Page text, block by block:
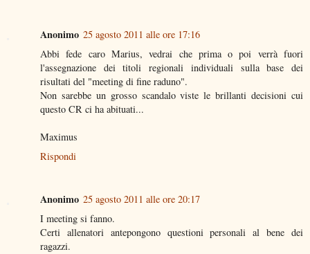
Anonimo 25 agosto 2011 alle ore 17:16
Abbi fede caro Marius, vedrai che prima o poi verrà fuori
l'assegnazione dei titoli regionali individuali sulla base dei
risultati del "meeting di fine raduno".
Non sarebbe un grosso scandalo viste le brillanti decisioni cui
questo CR ci ha abituati...
Maximus
Rispondi
Anonimo 25 agosto 2011 alle ore 20:17
I meeting si fanno.
Certi allenatori antepongono questioni personali al bene dei
ragazzi.